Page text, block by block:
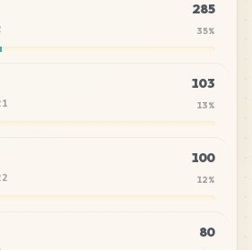
285
35%
103
13%
100
12%
80